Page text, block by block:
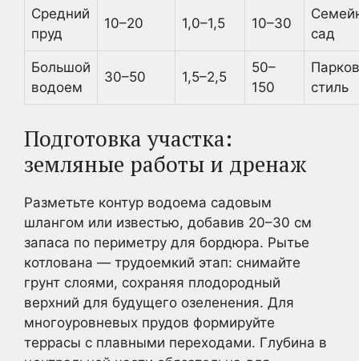
Средний
пруд
10–20 1,0–1,5 10–30
сад
Большой
водоем
30–50 1,5–2,5
50–
150
стиль
Подготовка участка:
земляные работы и дренаж
Разметьте контур водоема садовым
шлангом или известью, добавив 20–30 см
запаса по периметру для бордюра. Рытье
котлована — трудоемкий этап: снимайте
грунт слоями, сохраняя плодородный
верхний для будущего озеленения. Для
многоуровневых прудов формируйте
террасы с плавными переходами. Глубина в